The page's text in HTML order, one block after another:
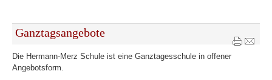
Ganztagsangebote
Die Hermann-Merz Schule ist eine Ganztagesschule in offener
Angebotsform.